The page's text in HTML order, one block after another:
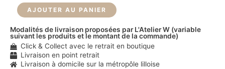
AJOUTER AU PANIER
Modalités de livraison proposées par L'Atelier W (variable
suivant les produits et le montant de la commande)
Click & Collect avec le retrait en boutique
Livraison en point retrait
Livraison à domicile sur la métropôle lilloise